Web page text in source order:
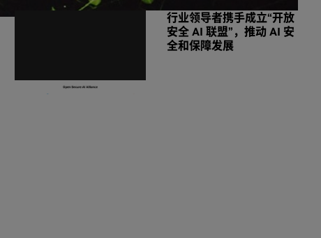
行业领导者携手成立“开放
安全 AI 联盟”，推动 AI 安
全和保障发展